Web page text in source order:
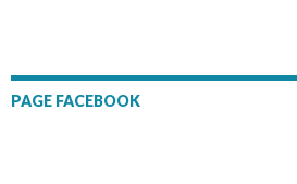
PAGE FACEBOOK